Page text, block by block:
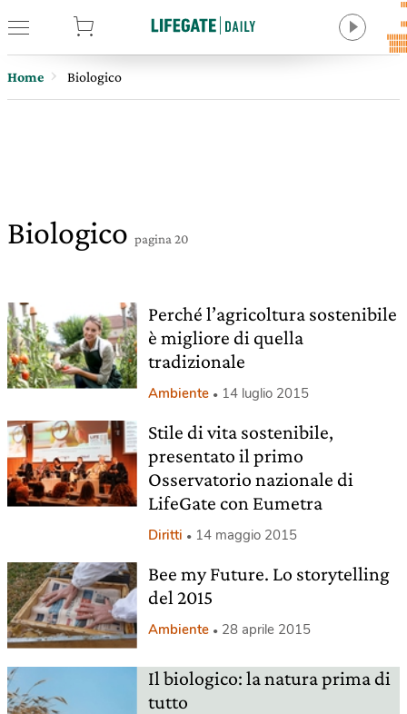
Home Biologico
Biologico pagina 20
Perché l’agricoltura sostenibile
è migliore di quella
tradizionale
Ambiente 14 luglio 2015
Stile di vita sostenibile,
presentato il primo
Osservatorio nazionale di
LifeGate con Eumetra
Diritti 14 maggio 2015
Bee my Future. Lo storytelling
del 2015
Ambiente 28 aprile 2015
Il biologico: la natura prima di
tutto